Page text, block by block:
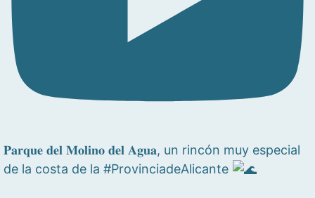
𝐏𝐚𝐫𝐪𝐮𝐞 𝐝𝐞𝐥 𝐌𝐨𝐥𝐢𝐧𝐨 𝐝𝐞𝐥 𝐀𝐠𝐮𝐚, un rincón muy especial
de la costa de la #ProvinciadeAlicante